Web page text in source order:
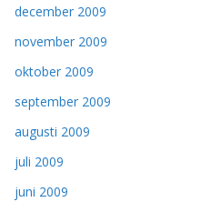
december 2009
november 2009
oktober 2009
september 2009
augusti 2009
juli 2009
juni 2009